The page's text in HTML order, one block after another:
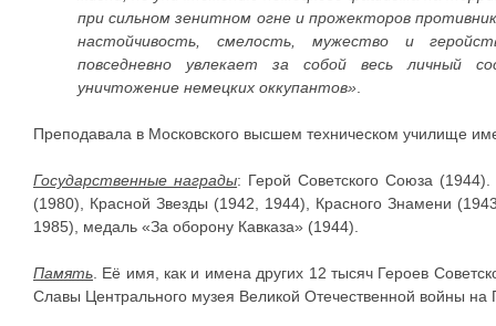
при сильном зенитном огне и прожекторов
настойчивость, смелость, мужество и
повседневно увлекает за собой весь личный
уничтожение немецких оккупантов»
Преподавала в Московского высшем техническом училище
Государственные награды: Герой Советского Союза
(1980), Красной Звезды (1942, 1944), Красного Знамени
1985), медаль «За оборону Кавказа» (1944).
Память . Её имя, как и имена других 12 тысяч Героев
Славы Центрального музея Великой Отечественной войны на